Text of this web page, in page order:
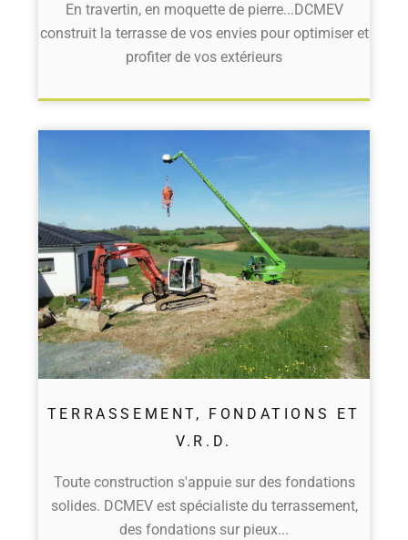
En travertin, en moquette de pierre...DCMEV
construit la terrasse de vos envies pour optimiser et
profiter de vos extérieurs
TERRASSEMENT, FONDATIONS ET
V.R.D.
Toute construction s'appuie sur des fondations
solides. DCMEV est spécialiste du terrassement,
des fondations sur pieux...